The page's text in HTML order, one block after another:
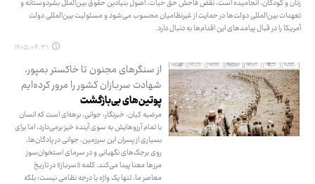
زنان و کودکان، انجامیده است، نقض فاحش حق حیات، اصول بنیادین حقوق بین‌الملل بشردوستانه و
تعهدات بین‌المللی دولت‌ها در حمایت از غیرنظامیان محسوب می‌شود و مسئولیت بین‌المللی دولت
آمریکا را در قبال پیامدهای این اقدام‌ها به دنبال دارد.
۱۴۰۵.۰۴.۳۱
از سنگرهای مجنون تا خاکستر بمپور،
شهادت سربازان کشور را مرور کرده‌ایم
پوتین‌های بی‌بازگشت
مرضیه کیان، خبرنگار: جوانی، برهه‌ای است که انسان
با تمام آرزوهایش به سوی آینده خیز برمی‌دارد، اما برای
بسیاری از پسران این سرزمین، جوانی در پادگان‌ها،
روی برجک‌های نگهبانی و در سرمای استخوان‌سوز
مرزها معنا پیدا می‌کند. کلمه «سرباز» در تاریخ
معاصر ما، تنها یک واژه یا درجه نظامی نیست؛ بلکه